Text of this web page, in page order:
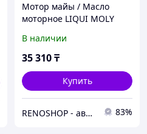
Мотор майы / Масло
моторное LIQUI MOLY
(2184)
В наличии
35 310₸
Купить
RENOSHOP - автозапчасти, тюнинг и аксессуары для автомобилей Renault, Largus, X-Ray, Vesta. 83%